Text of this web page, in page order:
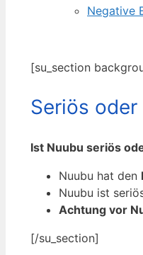
Negative
[su_section
Seriös oder
Ist Nuubu seriös
Nuubu hat den
Nuubu ist
Achtung vor
[/su_section]